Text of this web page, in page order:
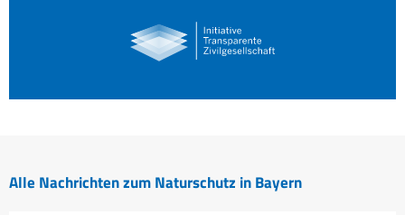
Alle Nachrichten zum Naturschutz in Bayern